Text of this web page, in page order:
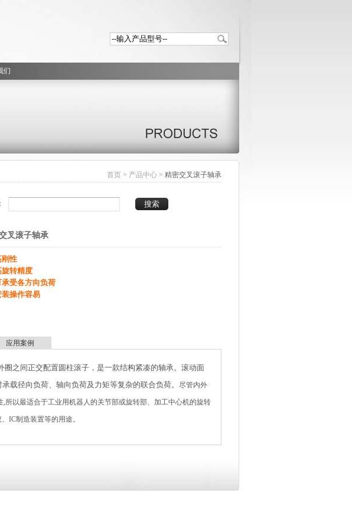
们
首页> 产品中心> 精密交叉滚子轴承
叉滚子轴承
刚性
旋转精度
承受各方向负荷
装操作容易
应用案例
圈之间正交配置圆柱滚子，是一款结构紧凑的轴承。滚动面
载径向负荷、轴向负荷及力矩等复杂的联合负荷。 尽管内外
,所以最适合于工业用机器人的关节部或旋转部、加工中心机的旋转
IC制造装置等的用途。